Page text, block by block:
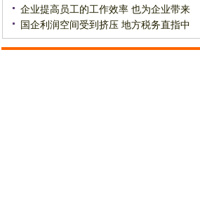
企业提高员工的工作效率 也为企业带来
国企利润空间受到挤压 地方税务直指中